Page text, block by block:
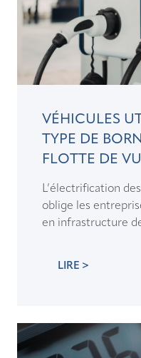
VÉHICULES
TYPE DE
FLOTTE DE
L’électrification
oblige les
en infrastructure
LIRE >